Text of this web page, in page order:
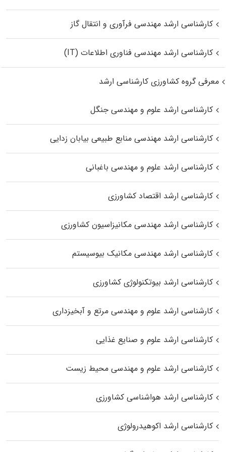
کارشناسی ارشد مهندسی فرآوری و انتقال گاز
کارشناسی ارشد مهندسی فناوری اطلاعات (IT)
معرفی گروه کشاورزی کارشناسی ارشد
کارشناسی ارشد علوم و مهندسی جنگل
کارشناسی ارشد مهندسی منابع طبیعی بیابان زدایی
کارشناسی ارشد علوم و مهندسی باغبانی
کارشناسی ارشد اقتصاد کشاورزی
کارشناسی ارشد مهندسی مکانیزاسیون کشاورزی
کارشناسی ارشد مهندسی مکانیک بیوسیستم
کارشناسی ارشد بیوتکنولوژی کشاورزی
کارشناسی ارشد علوم و مهندسی مرتع و آبخیزداری
کارشناسی ارشد علوم و صنایع غذایی
کارشناسی ارشد علوم و مهندسی محیط زیست
کارشناسی ارشد هواشناسی کشاورزی
کارشناسی ارشد اکوهیدرولوژی